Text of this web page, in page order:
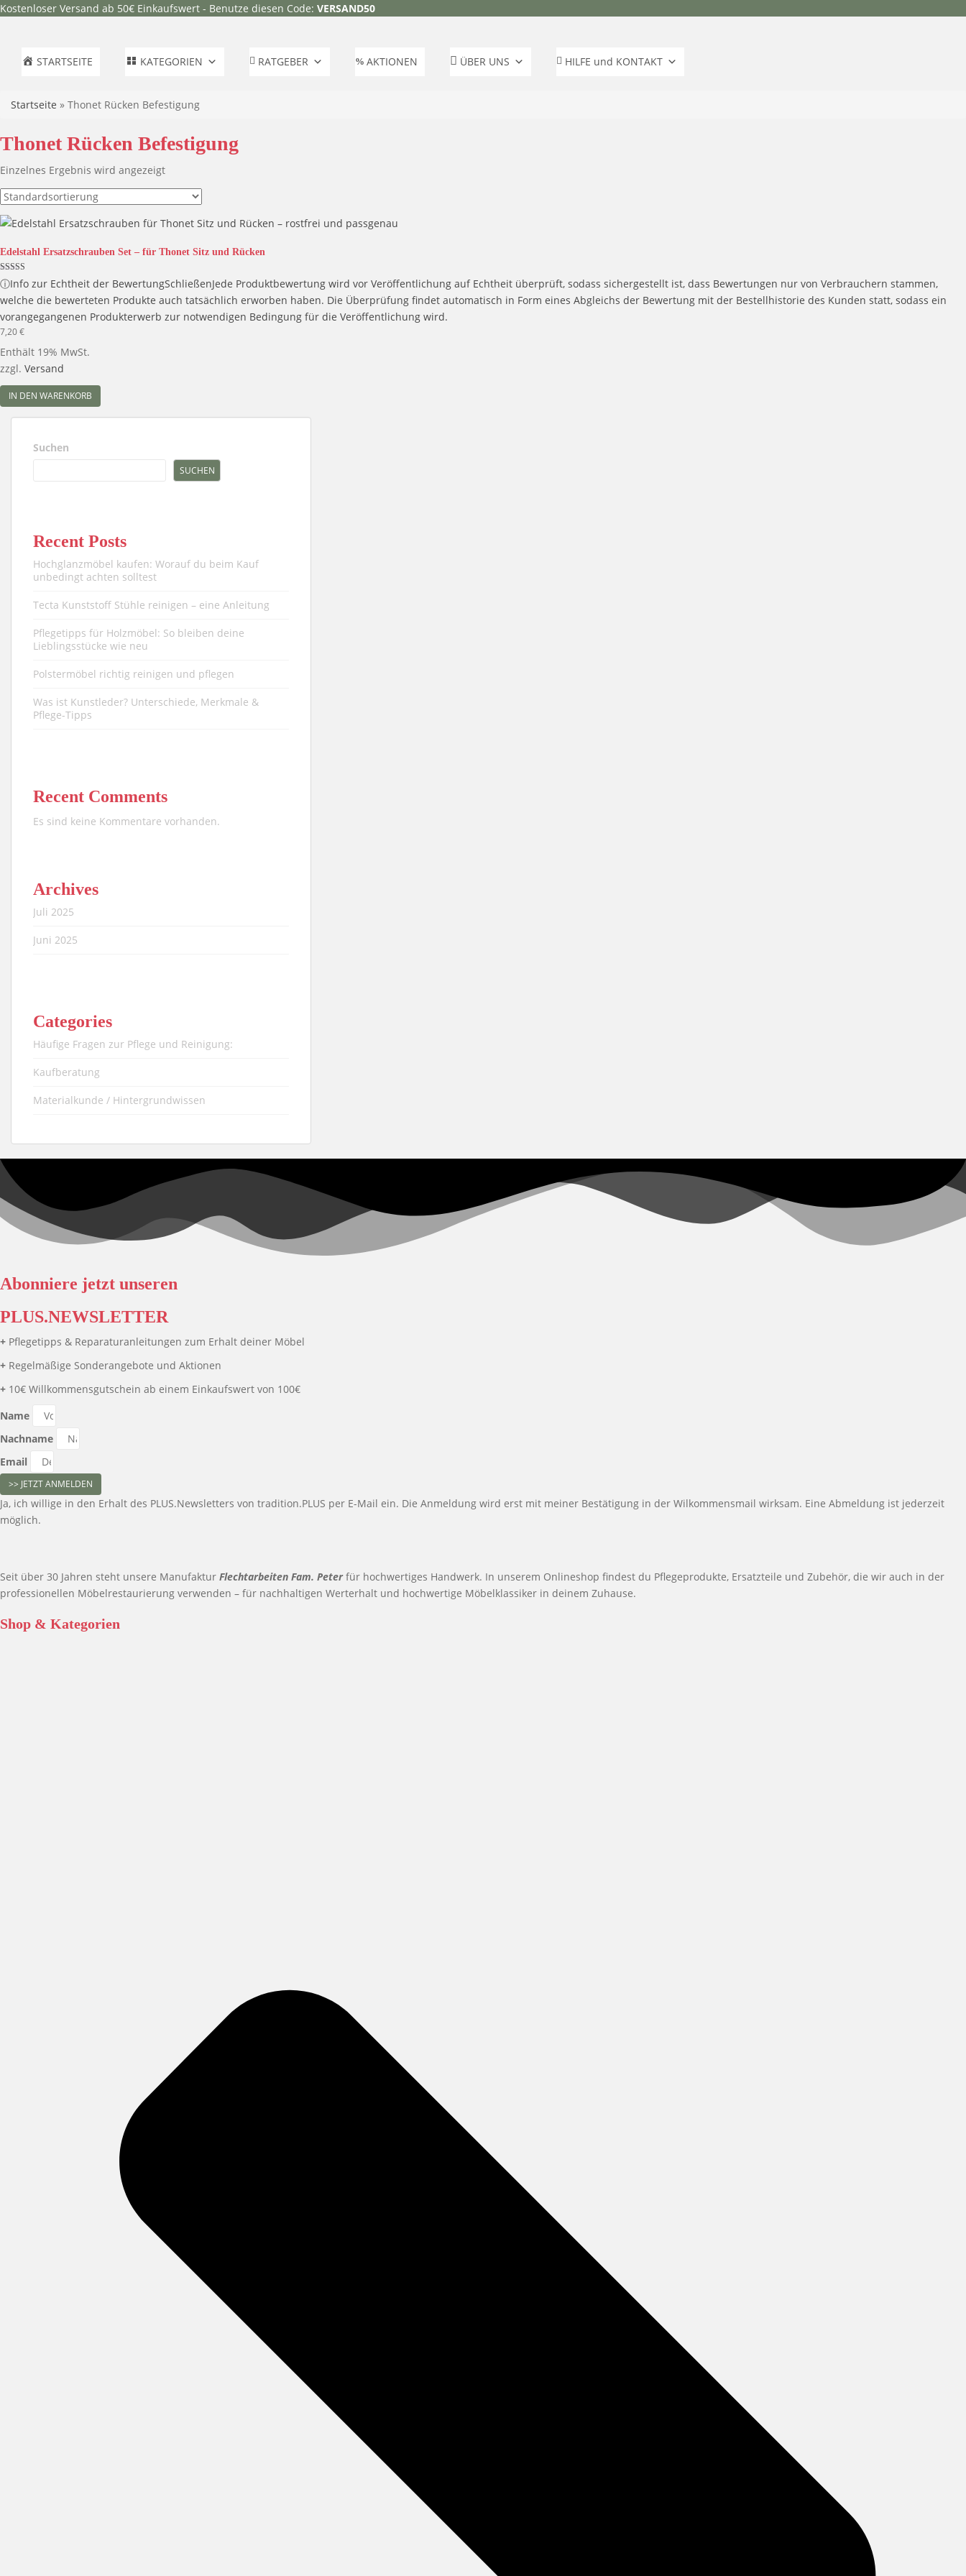
Kostenloser Versand ab 50€ Einkaufswert - Benutze diesen Code: VERSAND50
STARTSEITE KATEGORIEN RATGEBER AKTIONEN ÜBER UNS HILFE und KONTAKT
Startseite » Thonet Rücken Befestigung
Thonet Rücken Befestigung
Einzelnes Ergebnis wird angezeigt
Edelstahl Ersatzschrauben Set – für Thonet Sitz und Rücken
Bewertet mit
5.00
von 5
ⓘInfo zur Echtheit der BewertungSchließenJede Produktbewertung wird vor Veröffentlichung auf Echtheit überprüft, sodass sichergestellt ist, dass Bewertungen nur von Verbrauchern stammen,
welche die bewerteten Produkte auch tatsächlich erworben haben. Die Überprüfung findet automatisch in Form eines Abgleichs der Bewertung mit der Bestellhistorie des Kunden statt, sodass ein
vorangegangenen Produkterwerb zur notwendigen Bedingung für die Veröffentlichung wird.
7,20€
Enthält 19% MwSt.
zzgl. Versand
IN DEN WARENKORB
Suchen
SUCHEN
Recent Posts
Hochglanzmöbel kaufen: Worauf du beim Kauf
unbedingt achten solltest
Tecta Kunststoff Stühle reinigen – eine Anleitung
Pflegetipps für Holzmöbel: So bleiben deine
Lieblingsstücke wie neu​
Polstermöbel richtig reinigen und pflegen
Was ist Kunstleder? Unterschiede, Merkmale &
Pflege-Tipps
Recent Comments
Es sind keine Kommentare vorhanden.
Archives
Juli 2025
Juni 2025
Categories
Häufige Fragen zur Pflege und Reinigung:
Kaufberatung
Materialkunde / Hintergrundwissen
Abonniere jetzt unseren
PLUS.NEWSLETTER
+ Pflegetipps & Reparaturanleitungen zum Erhalt deiner Möbel
+ Regelmäßige Sonderangebote und Aktionen
+ 10€ Willkommensgutschein ab einem Einkaufswert von 100€
Name
Nachname
Email
>> JETZT ANMELDEN
Ja, ich willige in den Erhalt des PLUS.Newsletters von tradition.PLUS per E-Mail ein. Die Anmeldung wird erst mit meiner Bestätigung in der Wilkommensmail wirksam. Eine Abmeldung ist jederzeit
möglich.
Seit über 30 Jahren steht unsere Manufaktur Flechtarbeiten Fam. Peterfür hochwertiges Handwerk. In unserem Onlineshop findest du Pflegeprodukte, Ersatzteile und Zubehör, die wir auch in der
professionellen Möbelrestaurierung verwenden – für nachhaltigen Werterhalt und hochwertige Möbelklassiker in deinem Zuhause.
Shop & Kategorien